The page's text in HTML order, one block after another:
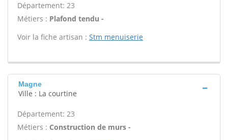
Département: 23
Métiers : Plafond tendu -
Voir la fiche artisan : Stm menuiserie
Magne
Ville : La courtine
Département: 23
Métiers : Construction de murs -